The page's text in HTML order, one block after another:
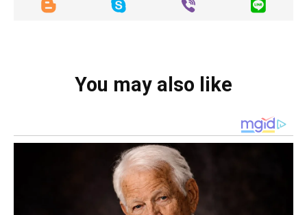
You may also like